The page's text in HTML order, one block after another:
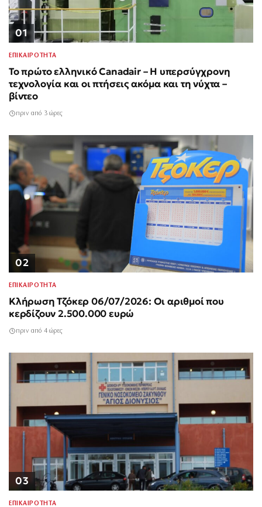
01
ΕΠΙΚΑΙΡΟΤΗΤΑ
Το πρώτο ελληνικό Canadair – Η υπερσύγχρονη
τεχνολογία και οι πτήσεις ακόμα και τη νύχτα –
βίντεο
πριν από 3 ώρες
02
ΕΠΙΚΑΙΡΟΤΗΤΑ
Κλήρωση Τζόκερ 06/07/2026: Οι αριθμοί που
κερδίζουν 2.500.000 ευρώ
πριν από 4 ώρες
03
ΕΠΙΚΑΙΡΟΤΗΤΑ